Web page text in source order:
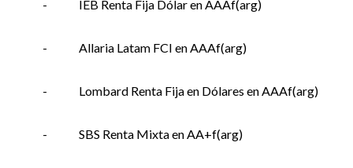
- IEB Renta Fija Dólar en AAAf(arg)
- Allaria Latam FCI en AAAf(arg)
- Lombard Renta Fija en Dólares en AAAf(arg)
- SBS Renta Mixta en AA+f(arg)